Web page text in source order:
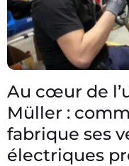
Au cœur de
Müller :
fabrique ses
électriques